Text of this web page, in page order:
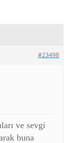
#23498
ve sevgi
buna